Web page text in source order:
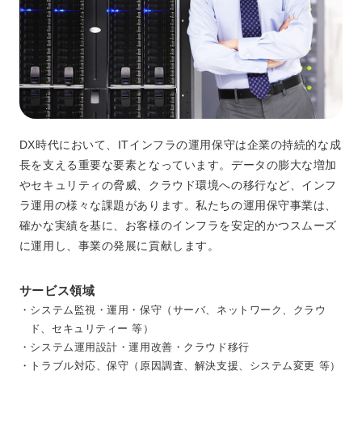
DX時代において、ITインフラの運用保守は企業の持続的な成
長を支える重要な要素となっています。データの膨大な増加
やセキュリティの脅威、クラウド環境への移行など、インフ
ラ運用の様々な課題があります。私たちの運用保守事業は、
確かな実績を基に、お客様のインフラを安定的かつスムーズ
に運用し、事業の発展に貢献します。
サービス領域
・システム監視・運用・保守（サーバ、ネットワーク、クラウ
ド、セキュリティー 等）
・システム運用設計・運用改善・クラウド移行
・トラブル対応、保守（原因調査、解決支援、システム変更 等）